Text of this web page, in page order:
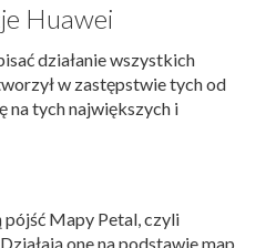
Huawei
działanie wszystkich
w zastępstwie tych od
na tych największych i
pójść Mapy Petal, czyli
one na podstawie map